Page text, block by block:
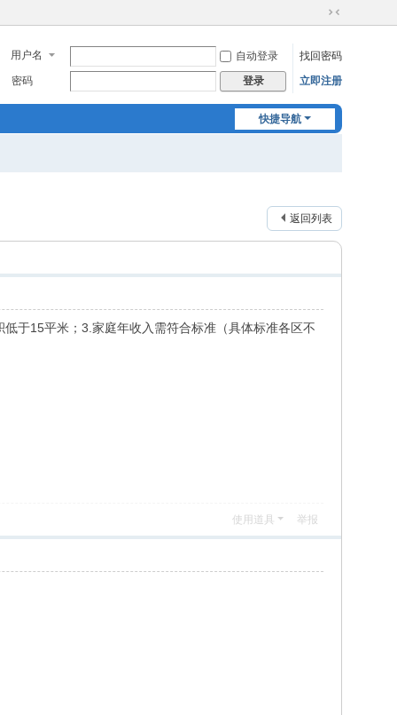
切
到
窄
用户名 自动登录
找回密码
密码
登录 立即注册
快捷导航
返回列表
于15平米；3.家庭年收入需符合标准（具体标准各区不
使用道具 举报